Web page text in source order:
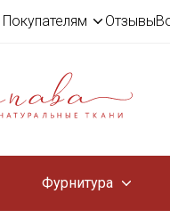
Покупателям Отзывы
Фурнитура